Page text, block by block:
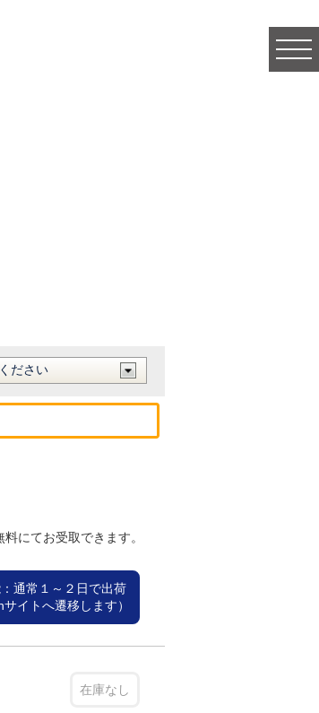
にてお受取できます。
通常１～２日で出荷
サイトへ遷移します）
在庫なし